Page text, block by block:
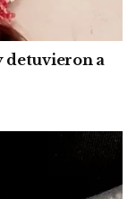
detuvieron a